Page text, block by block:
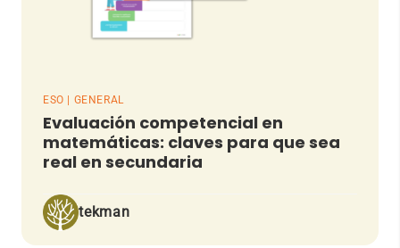
ESO | GENERAL
Evaluación competencial en
matemáticas: claves para que sea
real en secundaria
tekman